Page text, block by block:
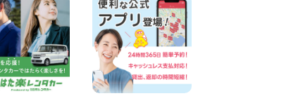
2026年08月06日
【佐渡の夏はレンタカーで自
由に!】 新潟県 両津店
100円レンタカー 両津
2026年08月06日
佐渡空港店はお盆も休まず営
業中! 新潟県 佐渡空港店